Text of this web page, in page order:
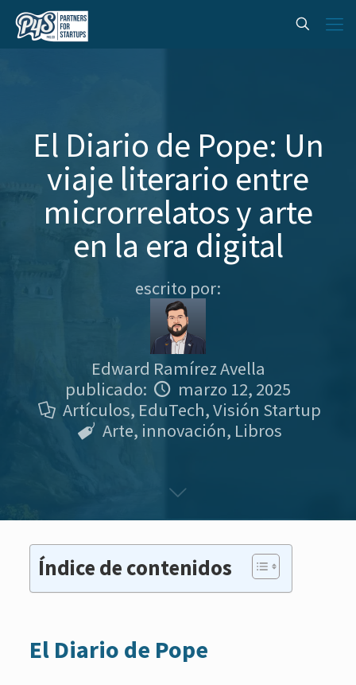
El Diario de Pope: Un
viaje literario entre
microrrelatos y arte
en la era digital
escrito por:
Edward Ramírez Avella
publicado:
marzo 12, 2025
Artículos, EduTech,Visión Startup
Arte, innovación, Libros
Índice de contenidos
El Diario de Pope